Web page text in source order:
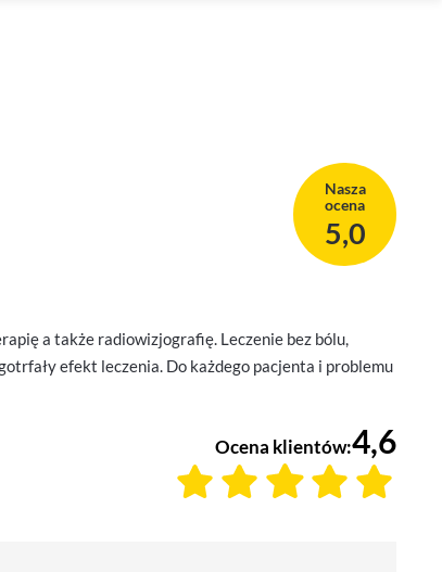
Nasza
ocena
5,0
a także radiowizjografię. Leczenie bez bólu,
efekt leczenia. Do każdego pacjenta i problemu
Ocena klientów:4,6